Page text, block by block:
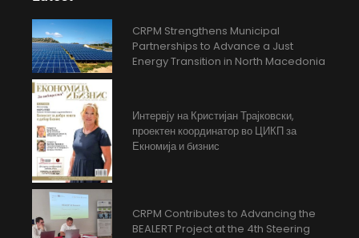
CRPM Strengthens Municipal
Partnerships to Advance a Just
Energy Transition in North Macedonia
Интервју на Кристијан Трајковски,
проектен координатор во ЦИКП за
Екномија и бизнис
CRPM Contributes to Advancing the
BEALERT Project at the 4th Steering